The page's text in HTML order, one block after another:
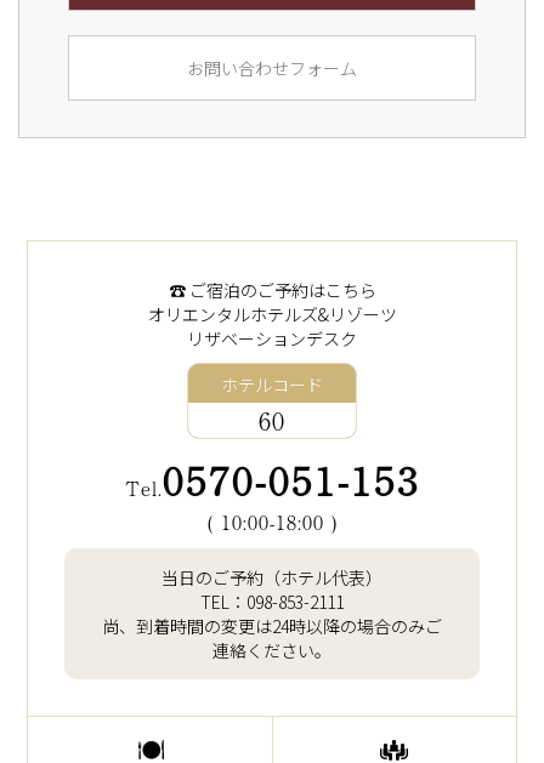
お問い合わせフォーム
☎︎ ご宿泊のご予約はこちら
オリエンタルホテルズ&リゾーツ
リザベーションデスク
ホテルコード
60
Tel.0570-051-153
( 10:00-18:00 )
当日のご予約（ホテル代表）
TEL： 098-853-2111
尚、到着時間の変更は24時以降の場合のみご
連絡ください。